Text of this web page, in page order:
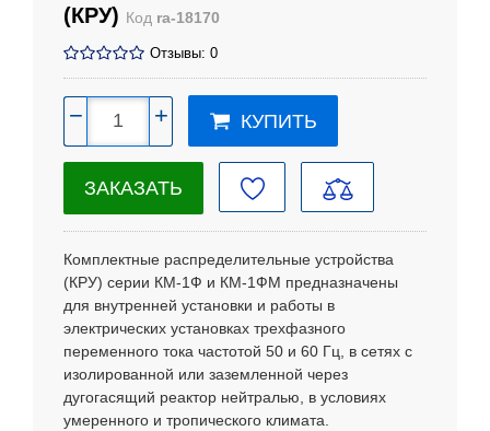
(КРУ) Код ra-18170
Отзывы: 0
− + КУПИТЬ
ЗАКАЗАТЬ
Комплектные распределительные устройства
(КРУ) серии КМ-1Ф и КМ-1ФМ предназначены
для внутренней установки и работы в
электрических установках трехфазного
переменного тока частотой 50 и 60 Гц, в сетях с
изолированной или заземленной через
дугогасящий реактор нейтралью, в условиях
умеренного и тропического климата.